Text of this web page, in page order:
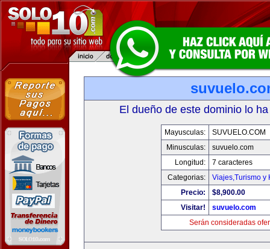
El dueño de este dominio lo
Mayusculas:
SUVUELO.COM
Minusculas:
suvuelo.com
Longitud:
7 caracteres
Categorias:
Viajes,Turismo y
Precio:
$8,900.00
Visitar!
suvuelo.com
Serán consideradas